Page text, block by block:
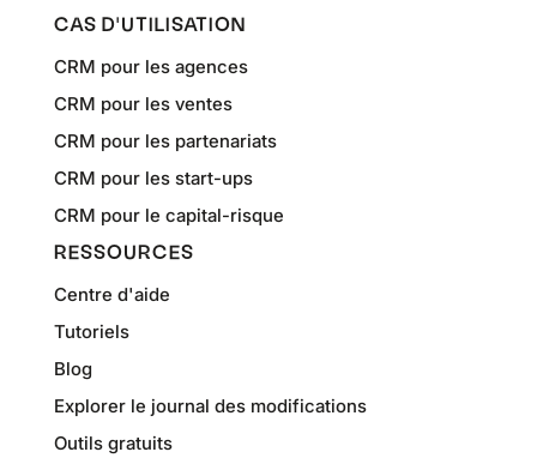
CAS D'UTILISATION
CRM pour les agences
CRM pour les ventes
CRM pour les partenariats
CRM pour les start-ups
CRM pour le capital-risque
RESSOURCES
Centre d'aide
Tutoriels
Blog
Explorer le journal des modifications
Outils gratuits